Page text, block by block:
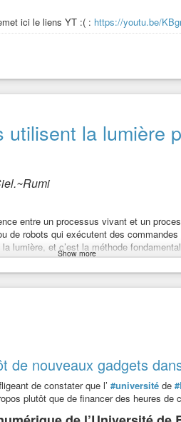
ici le liens YT :( : https://youtu.be/
la lumière
entre un processus vivant et un
de robots qui exécutent des
la lumière, et c’est la méthode
de façon précise chaque seconde à
de cellules meurent, et afin de
de la lumière, plus précisément.
incroyable serait beaucoup trop lente.
Popp, a tous souligné la nécessité
Show more
de nouveaux gadgets
de constater que l’ #université de
plutôt que de financer des heures de